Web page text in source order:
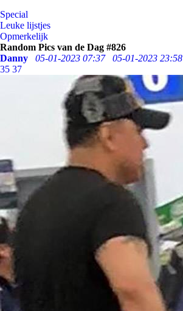
Special
Leuke lijstjes
Opmerkelijk
Random Pics van de Dag #826
Danny
05-01-2023 07:37 05-01-2023 23:58
35 37